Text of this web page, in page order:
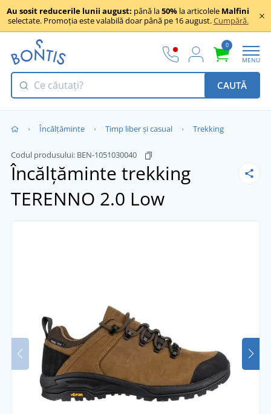
Au sosit reducerile lunii august: până la50% la articolele Malfini
selectate. Promoția este valabilă doar până pe 16 august.Cumpără.
0
MENU
CAUTĂ
Încălţăminte Timp liber și casual Trekking
Codul produsului: BEN-1051030040
Încălțăminte trekking
TERENNO 2.0 Low